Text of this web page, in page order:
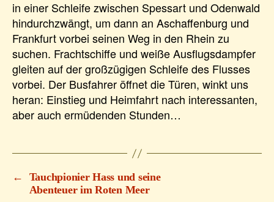
in einer Schleife zwischen Spessart und Odenwald
hindurchzwängt, um dann an Aschaffenburg und
Frankfurt vorbei seinen Weg in den Rhein zu
suchen. Frachtschiffe und weiße Ausflugsdampfer
gleiten auf der großzügigen Schleife des Flusses
vorbei. Der Busfahrer öffnet die Türen, winkt uns
heran: Einstieg und Heimfahrt nach interessanten,
aber auch ermüdenden Stunden…
←
Tauchpionier Hass und seine
Abenteuer im Roten Meer